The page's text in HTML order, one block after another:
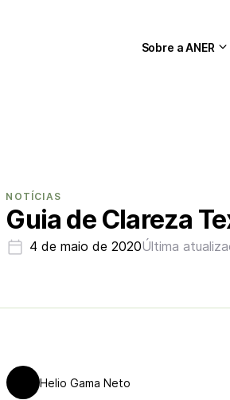
Sobre a ANER
NOTÍCIAS
Guia de Clareza
4 de maio de 2020Última
Helio Gama Neto